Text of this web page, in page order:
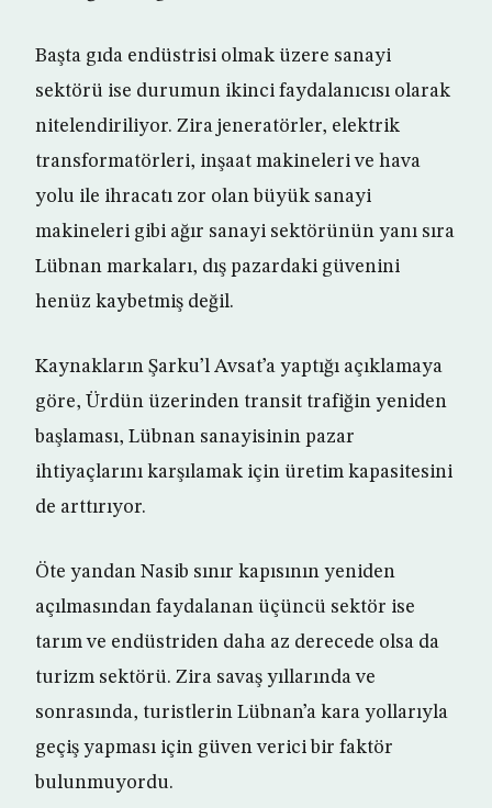
Başta gıda endüstrisi olmak üzere sanayi
sektörü ise durumun ikinci faydalanıcısı olarak
nitelendiriliyor. Zira jeneratörler, elektrik
transformatörleri, inşaat makineleri ve hava
yolu ile ihracatı zor olan büyük sanayi
makineleri gibi ağır sanayi sektörünün yanı sıra
Lübnan markaları, dış pazardaki güvenini
henüz kaybetmiş değil.
Kaynakların Şarku’l Avsat’a yaptığı açıklamaya
göre, Ürdün üzerinden transit trafiğin yeniden
başlaması, Lübnan sanayisinin pazar
ihtiyaçlarını karşılamak için üretim kapasitesini
de arttırıyor.
Öte yandan Nasib sınır kapısının yeniden
açılmasından faydalanan üçüncü sektör ise
tarım ve endüstriden daha az derecede olsa da
turizm sektörü. Zira savaş yıllarında ve
sonrasında, turistlerin Lübnan’a kara yollarıyla
geçiş yapması için güven verici bir faktör
bulunmuyordu.